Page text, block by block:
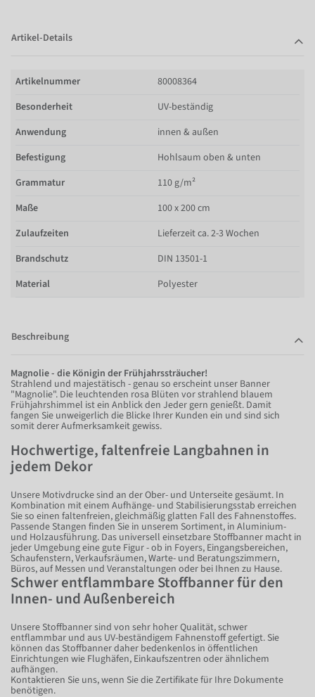
Artikel-Details
Artikelnummer
80008364
Besonderheit
UV-beständig
Anwendung
innen & außen
Befestigung
Hohlsaum oben & unten
Grammatur
110 g/m²
Maße
100 x 200 cm
Zulaufzeiten
Lieferzeit ca. 2-3 Wochen
Brandschutz
DIN 13501-1
Material
Polyester
Beschreibung
Magnolie - die Königin der Frühjahrssträucher!
Strahlend und majestätisch - genau so erscheint unser Banner
"Magnolie". Die leuchtenden rosa Blüten vor strahlend blauem
Frühjahrshimmel ist ein Anblick den Jeder gern genießt. Damit
fangen Sie unweigerlich die Blicke Ihrer Kunden ein und sind sich
somit derer Aufmerksamkeit gewiss.
Hochwertige, faltenfreie Langbahnen in
jedem Dekor
Unsere Motivdrucke sind an der Ober- und Unterseite gesäumt. In
Kombination mit einem Aufhänge- und Stabilisierungsstab erreichen
Sie so einen faltenfreien, gleichmäßig glatten Fall des Fahnenstoffes.
Passende Stangen finden Sie in unserem Sortiment, in Aluminium-
und Holzausführung. Das universell einsetzbare Stoffbanner macht in
jeder Umgebung eine gute Figur - ob in Foyers, Eingangsbereichen,
Schaufenstern, Verkaufsräumen, Warte- und Beratungszimmern,
Büros, auf Messen und Veranstaltungen oder bei Ihnen zu Hause.
Schwer entflammbare Stoffbanner für den
Innen- und Außenbereich
Unsere Stoffbanner sind von sehr hoher Qualität, schwer
entflammbar und aus UV-beständigem Fahnenstoff gefertigt. Sie
können das Stoffbanner daher bedenkenlos in öffentlichen
Einrichtungen wie Flughäfen, Einkaufszentren oder ähnlichem
aufhängen.
Kontaktieren Sie uns, wenn Sie die Zertifikate für Ihre Dokumente
benötigen.